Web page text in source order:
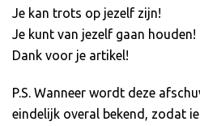
Je kan trots op jezelf zijn!
Je kunt van jezelf gaan houden!
Dank voor je artikel!
P.S. Wanneer wordt deze
eindelijk overal bekend, zodat